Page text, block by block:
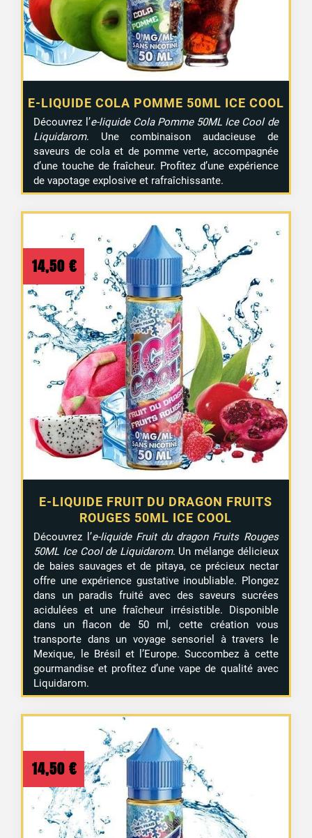
E-LIQUIDE COLA POMME 50ML ICE COOL
Découvrez l’e-liquide Cola Pomme 50ML Ice Cool de
Liquidarom. Une combinaison audacieuse de
saveurs de cola et de pomme verte, accompagnée
d’une touche de fraîcheur. Profitez d’une expérience
de vapotage explosive et rafraîchissante.
E-LIQUIDE FRUIT DU DRAGON FRUITS
ROUGES 50ML ICE COOL
14,50 €
Découvrez l’e-liquide Fruit du dragon Fruits Rouges
50ML Ice Cool de Liquidarom. Un mélange délicieux
de baies sauvages et de pitaya, ce précieux nectar
offre une expérience gustative inoubliable. Plongez
dans un paradis fruité avec des saveurs sucrées
acidulées et une fraîcheur irrésistible. Disponible
dans un flacon de 50 ml, cette création vous
transporte dans un voyage sensoriel à travers le
Mexique, le Brésil et l’Europe. Succombez à cette
gourmandise et profitez d’une vape de qualité avec
Liquidarom.
14,50 €